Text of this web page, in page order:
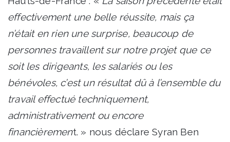
effectivement une belle réussite, mais ça
n’était en rien une surprise, beaucoup de
personnes travaillent sur notre projet que ce
soit les dirigeants, les salariés ou les
bénévoles, c’est un résultat dû à l’ensemble du
travail effectué techniquement,
administrativement ou encore
financièrement. » nous déclare Syran Ben